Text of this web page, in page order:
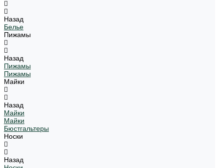
Назад
Белье
Пижамы
Назад
Пижамы
Пижамы
Майки
Назад
Майки
Майки
Бюстгальтеры
Носки
Назад